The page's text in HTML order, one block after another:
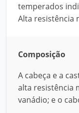
temperados
Alta resistência
Composição
A cabeça e a
alta resistência
vanádio; e o